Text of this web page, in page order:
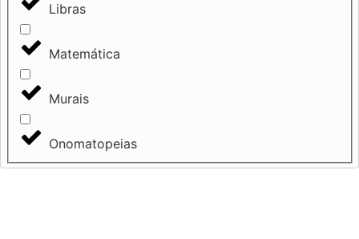
Libras
Matemática
Murais
Onomatopeias